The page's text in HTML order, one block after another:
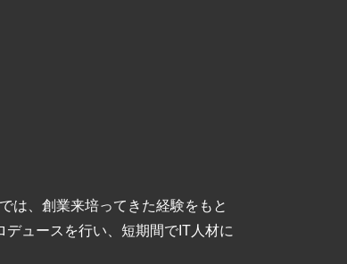
は、創業来培ってきた経験をもと
ュースを行い、短期間でIT人材に